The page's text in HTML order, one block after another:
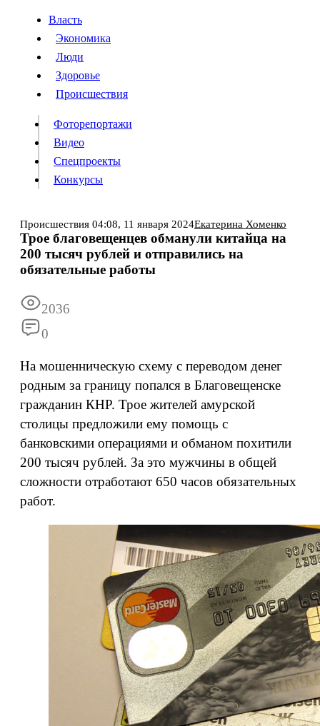
Власть
Происшествия
Видео
Конкурсы
Информация ПодпискаРеклама Все новости
Власть
Экономика
Люди
Здоровье
Происшествия
Фоторепортажи
Видео
Спецпроекты
Конкурсы
Происшествия 04:08, 11 января 2024Екатерина Хоменко
Трое благовещенцев обманули китайца на
200 тысяч рублей и отправились на
обязательные работы
2036
0
На мошенническую схему с переводом денег
родным за границу попался в Благовещенске
гражданин КНР. Трое жителей амурской
столицы предложили ему помощь с
банковскими операциями и обманом похитили
200 тысяч рублей. За это мужчины в общей
сложности отработают 650 часов обязательных
работ.